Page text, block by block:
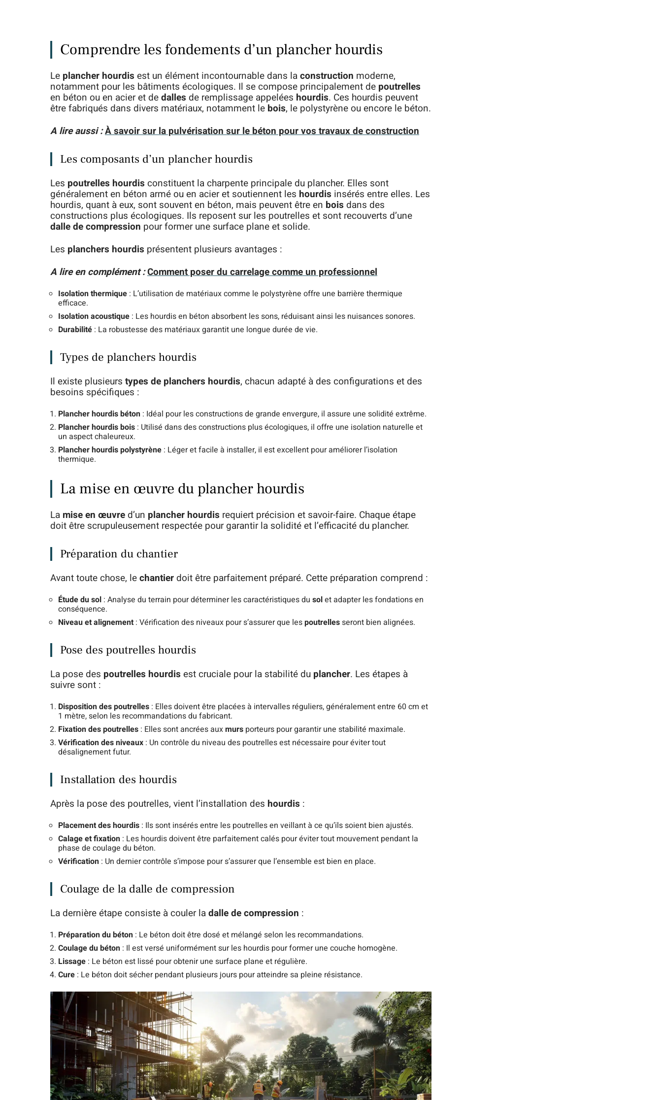
Comprendre les fondements d’un plancher hourdis
Le plancher hourdis est un élément incontournable dans laconstruction moderne,
notamment pour les bâtiments écologiques. Il se compose principalement de poutrelles
en béton ou en acier et dedalles de remplissage appelées hourdis. Ces hourdis peuvent
être fabriqués dans divers matériaux, notamment le bois, le polystyrène ou encore le béton.
A lire aussi :À savoir sur la pulvérisation sur le béton pour vos travaux de construction
Les composants d’un plancher hourdis
Les poutrelles hourdis constituent la charpente principale du plancher. Elles sont
généralement en béton armé ou en acier et soutiennent les hourdis insérés entre elles. Les
hourdis, quant à eux, sont souvent en béton, mais peuvent être en bois dans des
constructions plus écologiques. Ils reposent sur les poutrelles et sont recouverts d’une
dalle de compression pour former une surface plane et solide.
Les planchers hourdis présentent plusieurs avantages :
A lire en complément :Comment poser du carrelage comme un professionnel
Isolation thermique : L’utilisation de matériaux comme le polystyrène offre une barrière thermique
efficace.
Isolation acoustique : Les hourdis en béton absorbent les sons, réduisant ainsi les nuisances sonores.
Durabilité : La robustesse des matériaux garantit une longue durée de vie.
Types de planchers hourdis
Il existe plusieurs types de planchers hourdis, chacun adapté à des configurations et des
besoins spécifiques :
Plancher hourdis béton : Idéal pour les constructions de grande envergure, il assure une solidité extrême.
Plancher hourdis bois : Utilisé dans des constructions plus écologiques, il offre une isolation naturelle et
un aspect chaleureux.
Plancher hourdis polystyrène : Léger et facile à installer, il est excellent pour améliorer l’isolation
thermique.
La mise en œuvre du plancher hourdis
La mise en œuvre d’un plancher hourdis requiert précision et savoir-faire. Chaque étape
doit être scrupuleusement respectée pour garantir la solidité et l’efficacité du plancher.
Préparation du chantier
Avant toute chose, lechantier doit être parfaitement préparé. Cette préparation comprend :
Étude du sol : Analyse du terrain pour déterminer les caractéristiques du solet adapter les fondations en
conséquence.
Niveau et alignement : Vérification des niveaux pour s’assurer que lespoutrellesseront bien alignées.
Pose des poutrelles hourdis
La pose des poutrelles hourdis est cruciale pour la stabilité du plancher. Les étapes à
suivre sont :
Disposition des poutrelles : Elles doivent être placées à intervalles réguliers, généralement entre 60 cm et
1 mètre, selon les recommandations du fabricant.
Fixation des poutrelles : Elles sont ancrées auxmurs porteurs pour garantir une stabilité maximale.
Vérification des niveaux : Un contrôle du niveau des poutrelles est nécessaire pour éviter tout
désalignement futur.
Installation des hourdis
Après la pose des poutrelles, vient l’installation des hourdis :
Placement des hourdis : Ils sont insérés entre les poutrelles en veillant à ce qu’ils soient bien ajustés.
Calage et fixation : Les hourdis doivent être parfaitement calés pour éviter tout mouvement pendant la
phase de coulage du béton.
Vérification : Un dernier contrôle s’impose pour s’assurer que l’ensemble est bien en place.
Coulage de la dalle de compression
La dernière étape consiste à couler ladalle de compression :
Préparation du béton : Le béton doit être dosé et mélangé selon les recommandations.
Coulage du béton : Il est versé uniformément sur les hourdis pour former une couche homogène.
Lissage : Le béton est lissé pour obtenir une surface plane et régulière.
Cure : Le béton doit sécher pendant plusieurs jours pour atteindre sa pleine résistance.